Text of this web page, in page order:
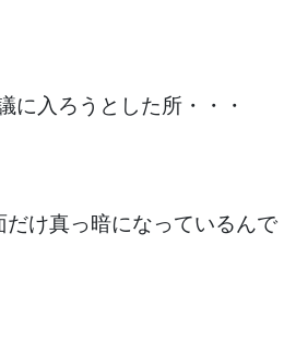
入ろうとした所・・・
け真っ暗になっているんで